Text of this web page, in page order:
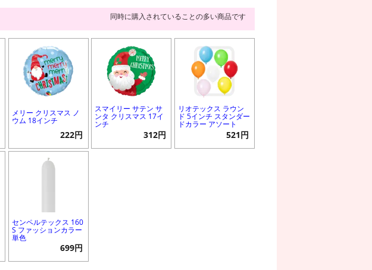
同時に購入されていることの多い商品です
メリー クリスマス ノ
ウム 18インチ
222円
スマイリー サテン サ
ンタ クリスマス 17イ
ンチ
312円
リオテックス ラウン
ド 5インチ スタンダー
ドカラー アソート
521円
センペルテックス 160
S ファッションカラー
単色
699円